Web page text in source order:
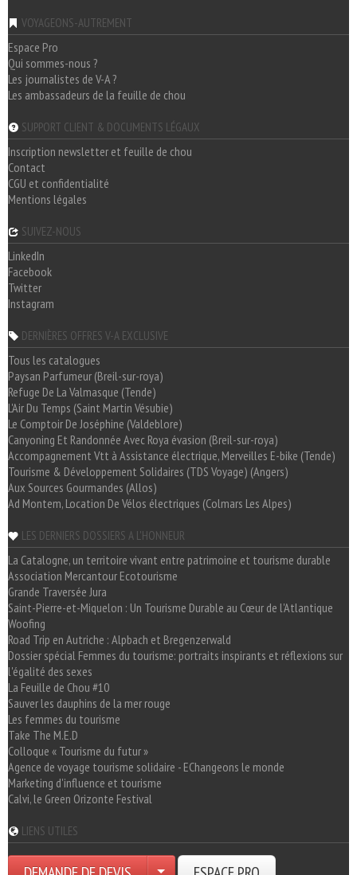
VOYAGEONS-AUTREMENT
Espace Pro
Qui sommes-nous ?
Les journalistes de V-A ?
Les ambassadeurs de la feuille de chou
SUPPORT CLIENT & DOCUMENTS LÉGAUX
Inscription newsletter et feuille de chou
Contact
CGU et confidentialité
Mentions légales
SUIVEZ-NOUS
LinkedIn
Facebook
Twitter
Instagram
DERNIÈRES OFFRES V-A EXCLUSIVE
Tous les catalogues
Paysan Parfumeur (Breil-sur-roya)
Refuge De La Valmasque (Tende)
L'Air Du Temps (Saint Martin Vésubie)
Le Comptoir De Joséphine (Valdeblore)
Canyoning Et Randonnée Avec Roya évasion (Breil-sur-roya)
Accompagnement Vtt à Assistance électrique, Merveilles E-bike (Tende)
Tourisme & Développement Solidaires (TDS Voyage) (Angers)
Aux Sources Gourmandes (Allos)
Ad Montem, Location De Vélos électriques (Colmars Les Alpes)
LES DERNIERS DOSSIERS A L'HONNEUR
La Catalogne, un territoire vivant entre patrimoine et tourisme durable
Association Mercantour Ecotourisme
Grande Traversée Jura
Saint-Pierre-et-Miquelon : Un Tourisme Durable au Cœur de l'Atlantique
Woofing
Road Trip en Autriche : Alpbach et Bregenzerwald
Dossier spécial Femmes du tourisme: portraits inspirants et réflexions sur
l'égalité des sexes
La Feuille de Chou #10
Sauver les dauphins de la mer rouge
Les femmes du tourisme
Take The M.E.D
Colloque « Tourisme du futur »
Agence de voyage tourisme solidaire - EChangeons le monde
Marketing d'influence et tourisme
Calvi, le Green Orizonte Festival
LIENS UTILES